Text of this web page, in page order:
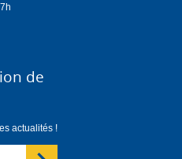
de
actualités !